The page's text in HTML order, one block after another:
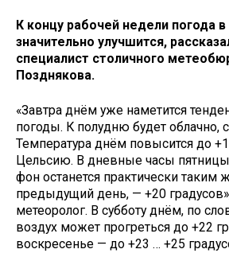
К концу рабочей недели погода
значительно улучшится,
специалист столичного
Позднякова.
«Завтра днём уже наметится
погоды. К полудню будет облачно,
Температура днём повысится до
Цельсию. В дневные часы
фон останется практически таким
предыдущий день, — +20
метеоролог. В субботу днём, по
воздух может прогреться до +22
воскресенье — до +23 … +25